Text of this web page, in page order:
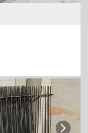
Next